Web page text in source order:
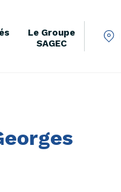
Le Groupe
SAGEC